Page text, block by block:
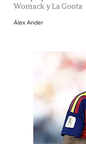
Womack y La Goota
Álex Ander